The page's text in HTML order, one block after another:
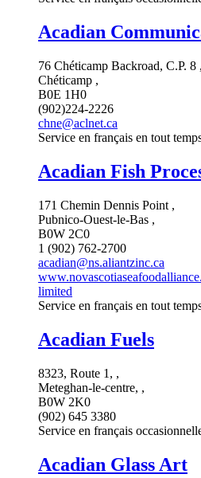
Acadian
76 Chéticamp Backroad, C.P. 8 ,
Chéticamp ,
B0E 1H0
(902)224-2226
chne@aclnet.ca
Service en français en tout
Acadian Fish
171 Chemin Dennis Point ,
Pubnico-Ouest-le-Bas ,
B0W 2C0
1 (902) 762-2700
acadian@ns.aliantzinc.ca
limited
Service en français en tout
Acadian Fuels
8323, Route 1, ,
Meteghan-le-centre, ,
B0W 2K0
(902) 645 3380
Service en français
Acadian Glass Art